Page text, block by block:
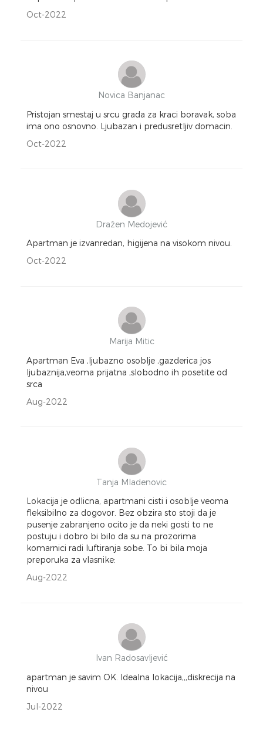
Oct-2022
Novica Banjanac
Pristojan smestaj u srcu grada za kraci boravak, soba
ima ono osnovno. Ljubazan i predusretljiv domacin.
Oct-2022
Dražen Medojević
Apartman je izvanredan, higijena na visokom nivou.
Oct-2022
Marija Mitic
Apartman Eva ,ljubazno osoblje ,gazderica jos
ljubaznija,veoma prijatna ,slobodno ih posetite od
srca
Aug-2022
Tanja Mladenovic
Lokacija je odlicna, apartmani cisti i osoblje veoma
fleksibilno za dogovor. Bez obzira sto stoji da je
pusenje zabranjeno ocito je da neki gosti to ne
postuju i dobro bi bilo da su na prozorima
komarnici radi luftiranja sobe. To bi bila moja
preporuka za vlasnike:
Aug-2022
Ivan Radosavljević
apartman je savim OK. Idealna lokacija,,,diskrecija na
nivou
Jul-2022